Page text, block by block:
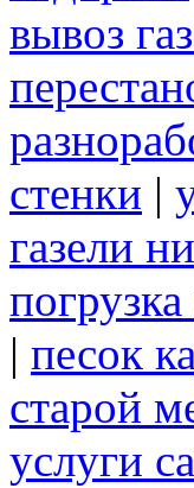
вывоз
стенки |
газели
| песок
старой
услуги